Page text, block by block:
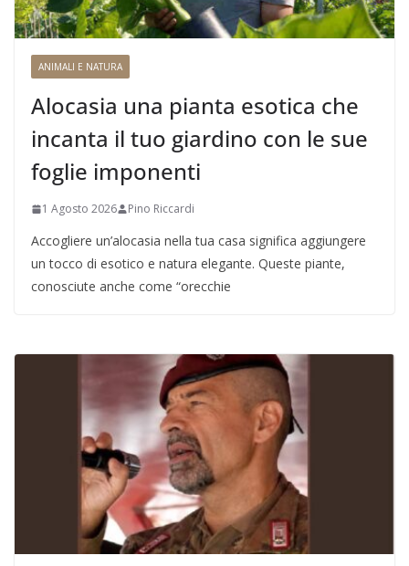
ANIMALI E NATURA
Alocasia una pianta esotica che
incanta il tuo giardino con le sue
foglie imponenti
1 Agosto 2026 Pino Riccardi
Accogliere un’alocasia nella tua casa significa aggiungere
un tocco di esotico e natura elegante. Queste piante,
conosciute anche come “orecchie